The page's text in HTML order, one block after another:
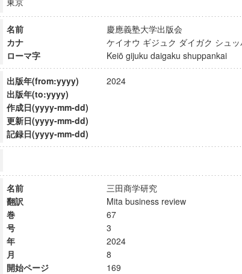
究拠点
ス」
名前
慶應義塾大学出版会
カナ
ケイオウ ギジュク ダイガク シュ
ローマ字
Keiō gijuku daigaku shuppankai
出版年(from:yyyy)
2024
出版年(to:yyyy)
作成日(yyyy-mm-dd)
更新日(yyyy-mm-dd)
記録日(yyyy-mm-dd)
名前
三田商学研究
翻訳
Mita business review
巻
67
号
3
年
2024
月
8
開始ページ
169